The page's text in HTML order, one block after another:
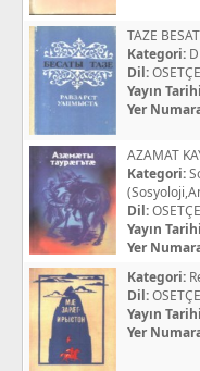
TAZE
Kategori:
Dil:OSETÇE
Yayın
Yer
AZAMAT
Kategori:
Dil:OSETÇE
Yayın
Yer
Kategori:
Dil:OSETÇE
Yayın
Yer